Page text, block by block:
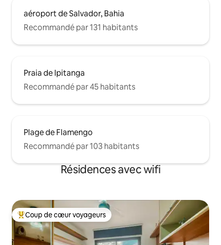
aéroport de Salvador, Bahia
Recommandé par 131 habitants
Praia de Ipitanga
Recommandé par 45 habitants
Plage de Flamengo
Recommandé par 103 habitants
Résidences avec wifi
Coups de cœur voyageurs les plus appréciés
Coup de cœur voyageurs